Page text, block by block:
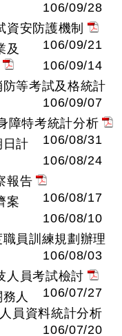
106/09/28
安防護機制
106/09/21
及
106/09/14
等考試及格統計
106/09/07
障特考統計分析
106/08/31
計
106/08/24
報告
106/08/17
案
106/08/10
員訓練規劃辦理
106/08/03
人員考試檢討
106/07/27
人
員資料統計分析
106/07/20